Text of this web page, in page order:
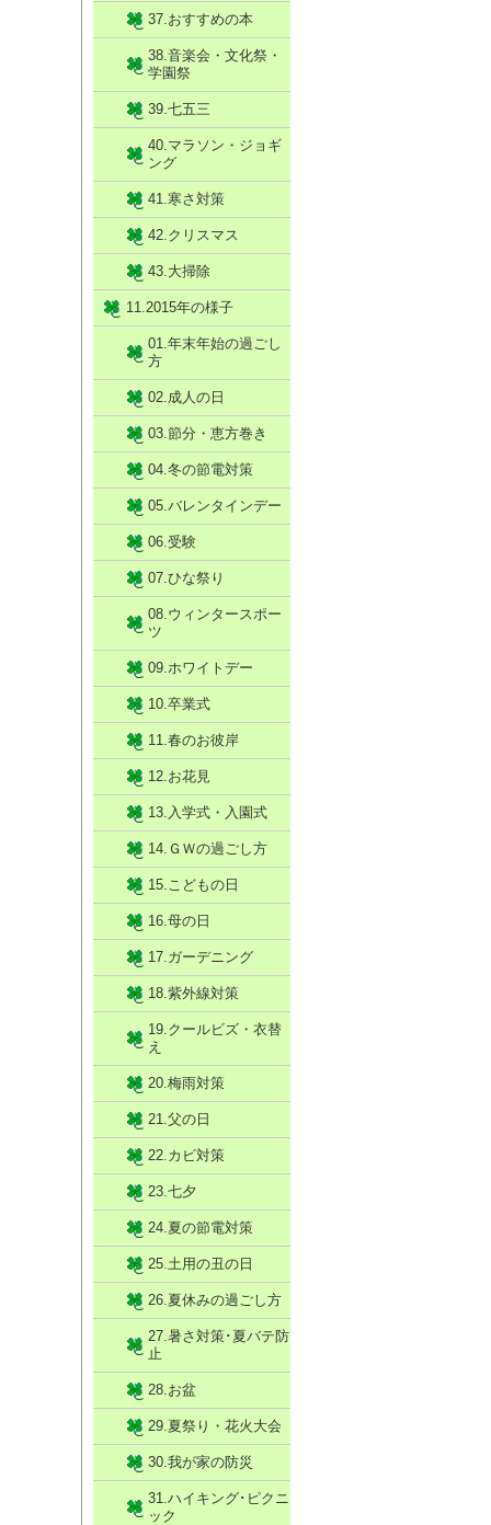
37.おすすめの本
38.音楽会・文化祭・
学園祭
39.七五三
40.マラソン・ジョギ
ング
41.寒さ対策
42.クリスマス
43.大掃除
11.2015年の様子
01.年末年始の過ごし
方
02.成人の日
03.節分・恵方巻き
04.冬の節電対策
05.バレンタインデー
06.受験
07.ひな祭り
08.ウィンタースポー
ツ
09.ホワイトデー
10.卒業式
11.春のお彼岸
12.お花見
13.入学式・入園式
14.ＧＷの過ごし方
15.こどもの日
16.母の日
17.ガーデニング
18.紫外線対策
19.クールビズ・衣替
え
20.梅雨対策
21.父の日
22.カビ対策
23.七夕
24.夏の節電対策
25.土用の丑の日
26.夏休みの過ごし方
27.暑さ対策･夏バテ防
止
28.お盆
29.夏祭り・花火大会
30.我が家の防災
31.ハイキング･ピクニ
ック